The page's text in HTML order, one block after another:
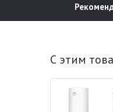
С этим